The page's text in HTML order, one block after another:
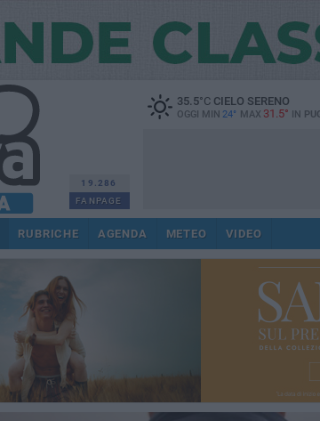
19.286
FANPAGE
35.5°CCIELO SERENO
OGGI MIN 24° MAX 31.5° IN
RUBRICHE AGENDA METEO VIDEO